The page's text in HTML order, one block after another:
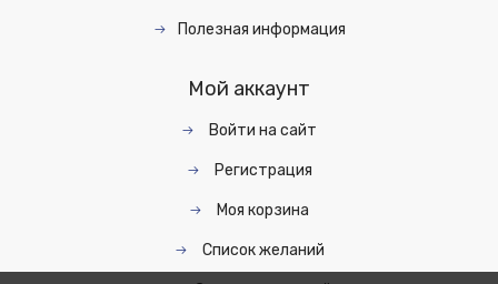
Полезная информация
Мой аккаунт
Войти на сайт
Регистрация
Моя корзина
Список желаний